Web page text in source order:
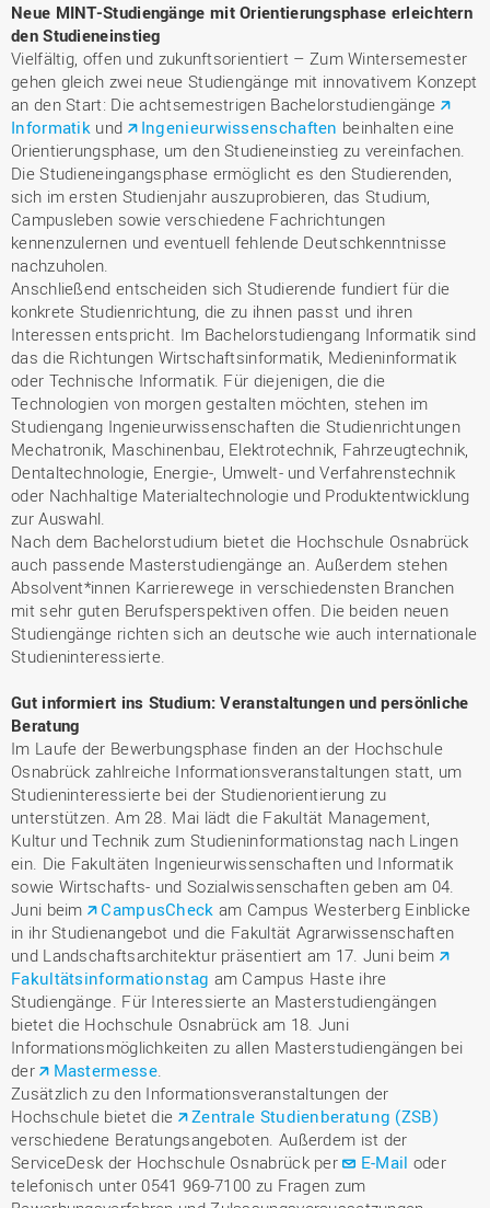
Neue MINT-Studiengänge mit Orientierungsphase erleichtern
den Studieneinstieg
Vielfältig, offen und zukunftsorientiert – Zum Wintersemester
gehen gleich zwei neue Studiengänge mit innovativem Konzept
an den Start: Die achtsemestrigen Bachelorstudiengänge
Informatik und Ingenieurwissenschaften beinhalten eine
Orientierungsphase, um den Studieneinstieg zu vereinfachen.
Die Studieneingangsphase ermöglicht es den Studierenden,
sich im ersten Studienjahr auszuprobieren, das Studium,
Campusleben sowie verschiedene Fachrichtungen
kennenzulernen und eventuell fehlende Deutschkenntnisse
nachzuholen.
Anschließend entscheiden sich Studierende fundiert für die
konkrete Studienrichtung, die zu ihnen passt und ihren
Interessen entspricht. Im Bachelorstudiengang Informatik sind
das die Richtungen Wirtschaftsinformatik, Medieninformatik
oder Technische Informatik. Für diejenigen, die die
Technologien von morgen gestalten möchten, stehen im
Studiengang Ingenieurwissenschaften die Studienrichtungen
Mechatronik, Maschinenbau, Elektrotechnik, Fahrzeugtechnik,
Dentaltechnologie, Energie-, Umwelt- und Verfahrenstechnik
oder Nachhaltige Materialtechnologie und Produktentwicklung
zur Auswahl.
Nach dem Bachelorstudium bietet die Hochschule Osnabrück
auch passende Masterstudiengänge an. Außerdem stehen
Absolvent*innen Karrierewege in verschiedensten Branchen
mit sehr guten Berufsperspektiven offen. Die beiden neuen
Studiengänge richten sich an deutsche wie auch internationale
Studieninteressierte.
Gut informiert ins Studium: Veranstaltungen und persönliche
Beratung
Im Laufe der Bewerbungsphase finden an der Hochschule
Osnabrück zahlreiche Informationsveranstaltungen statt, um
Studieninteressierte bei der Studienorientierung zu
unterstützen. Am 28. Mai lädt die Fakultät Management,
Kultur und Technik zum Studieninformationstag nach Lingen
ein. Die Fakultäten Ingenieurwissenschaften und Informatik
sowie Wirtschafts- und Sozialwissenschaften geben am 04.
Juni beim
CampusCheck am Campus Westerberg Einblicke
in ihr Studienangebot und die Fakultät Agrarwissenschaften
und Landschaftsarchitektur präsentiert am 17. Juni beim
Fakultätsinformationstag am Campus Haste ihre
Studiengänge. Für Interessierte an Masterstudiengängen
bietet die Hochschule Osnabrück am 18. Juni
Informationsmöglichkeiten zu allen Masterstudiengängen bei
der
Mastermesse.
Zusätzlich zu den Informationsveranstaltungen der
Hochschule bietet die
Zentrale Studienberatung (ZSB)
verschiedene Beratungsangeboten. Außerdem ist der
ServiceDesk der Hochschule Osnabrück per
E-Mail oder
telefonisch unter 0541 969-7100 zu Fragen zum